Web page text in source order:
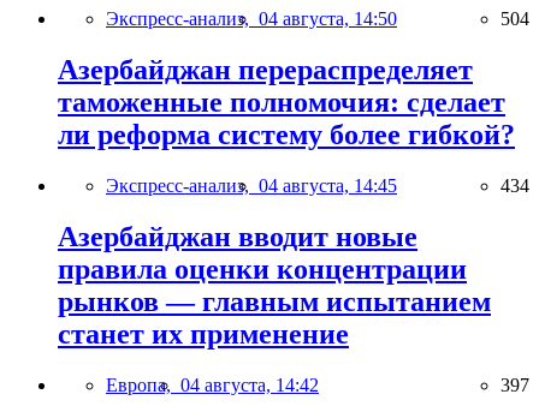
Экспресс-анализ, 04 августа, 14:50 504
Азербайджан перераспределяет
таможенные полномочия: сделает
ли реформа систему более гибкой?
Экспресс-анализ, 04 августа, 14:45 434
Азербайджан вводит новые
правила оценки концентрации
рынков — главным испытанием
станет их применение
Европа, 04 августа, 14:42 397